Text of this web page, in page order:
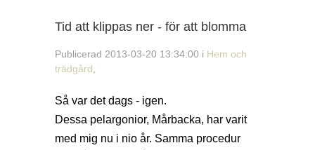
Tid att klippas ner - för att blomma
Publicerad 2013-03-20 13:34:00 i Hem och
trädgård
Så var det dags - igen.
Dessa pelargonior, Mårbacka, har varit
med mig nu i nio år. Samma procedur